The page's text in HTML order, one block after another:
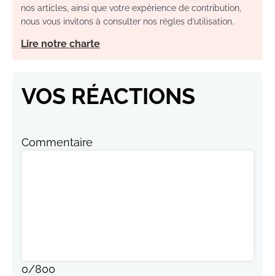
nos articles, ainsi que votre expérience de contribution,
nous vous invitons à consulter nos règles d’utilisation.
Lire notre charte
VOS RÉACTIONS
Commentaire
0/800